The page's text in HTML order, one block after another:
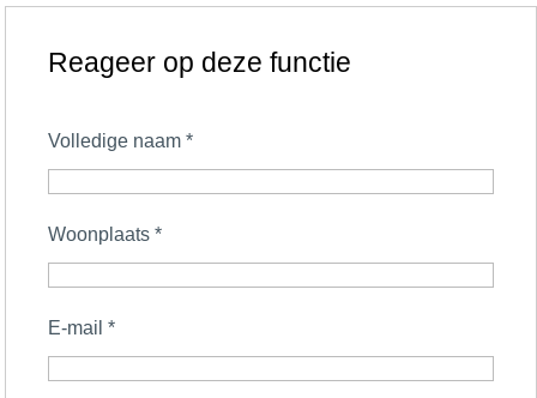
Reageer op deze functie
Volledige naam*
Woonplaats*
E-mail*